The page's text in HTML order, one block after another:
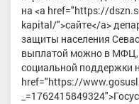
на <a href="https://
kapital/">сайте</a>
защиты населения
выплатой можно в МФЦ,
социальной поддержки
href="https://